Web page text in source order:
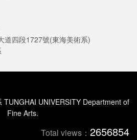
道四段1727號(東海美術系)
TUNGHAI UNIVERSITY Department of
Fine Arts.
Total views： 2656854